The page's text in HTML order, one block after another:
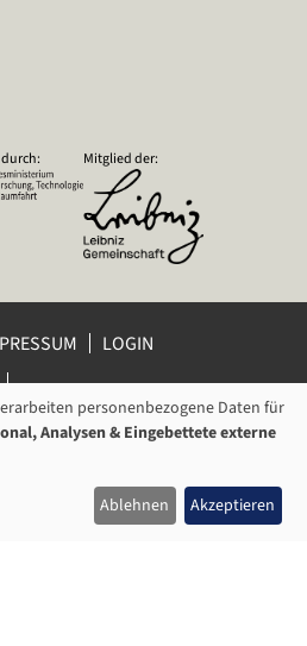
Mitglied der:
LOGIN
personenbezogene Daten für
Analysen & Eingebettete externe
Ablehnen Akzeptieren